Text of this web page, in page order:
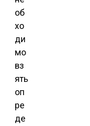
об
хо
ди
мо
вз
ять
оп
ре
де